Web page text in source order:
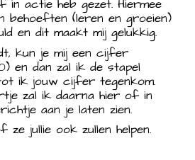
in actie heb gezet. Hiermee
behoeften (leren en groeien)
en dit maakt mij gelukkig.
kun je mij een cijfer
en dan zal ik de stapel
ik jouw cijfer tegenkom.
zal ik daarna hier of in
aan je laten zien.
ze jullie ook zullen helpen.